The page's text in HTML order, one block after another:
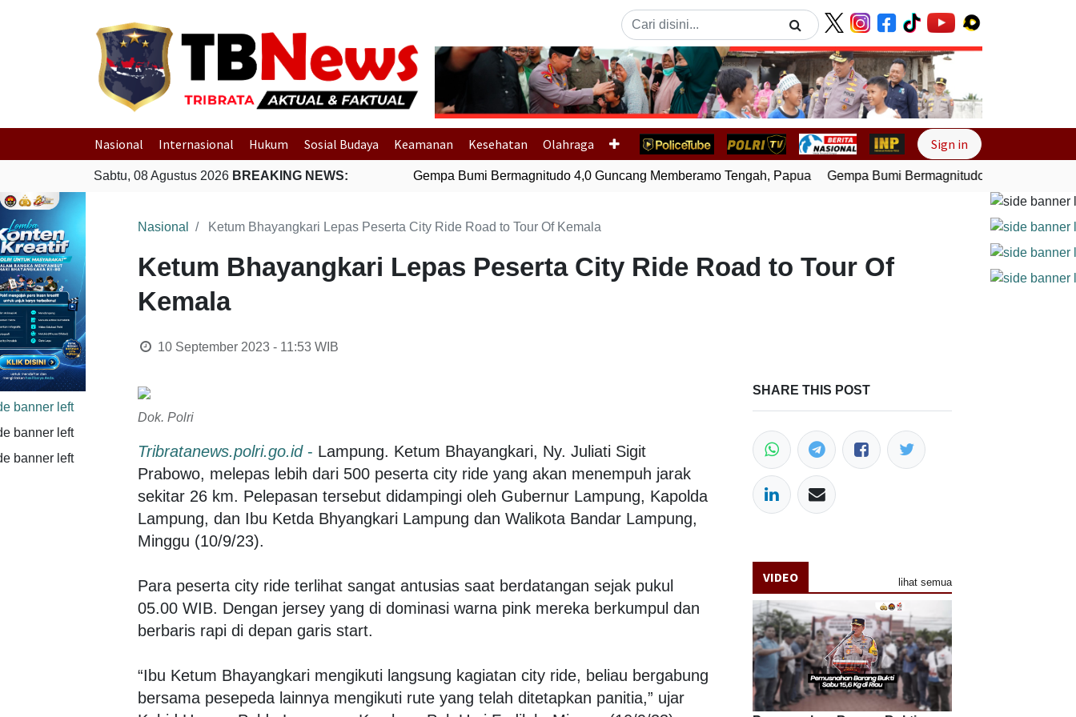
Previous Next
Nasional Internasional Hukum Sosial Budaya Keamanan Kesehatan Olahraga Sign in
Sabtu, 08 Agustus 2026 BREAKING NEWS: Gempa Bumi Bermagnitudo 4,0 Guncang Memberamo Tengah, Papua Gempa Bumi Bermagnitudo 4,0 Guncang
Nasional Ketum Bhayangkari Lepas Peserta City Ride Road to Tour Of Kemala
Ketum Bhayangkari Lepas Peserta City Ride Road to Tour Of
Kemala
10 September 2023 - 11:53WIB
Dok. Polri
Tribratanews.polri.go.id - Lampung. Ketum Bhayangkari, Ny. Juliati Sigit
Prabowo, melepas lebih dari 500 peserta city ride yang akan menempuh jarak
sekitar 26 km. Pelepasan tersebut didampingi oleh Gubernur Lampung, Kapolda
Lampung, dan Ibu Ketda Bhyangkari Lampung dan Walikota Bandar Lampung,
Minggu (10/9/23).
Para peserta city ride terlihat sangat antusias saat berdatangan sejak pukul
05.00 WIB. Dengan jersey yang di dominasi warna pink mereka berkumpul dan
berbaris rapi di depan garis start.
“Ibu Ketum Bhayangkari mengikuti langsung kagiatan city ride, beliau bergabung
bersama pesepeda lainnya mengikuti rute yang telah ditetapkan panitia,” ujar
SHARE THIS POST
VIDEO lihat semua